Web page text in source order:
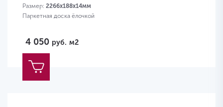
Размер: 2266х188х14мм
Паркетная доска ёлочкой
4 050 руб. м2